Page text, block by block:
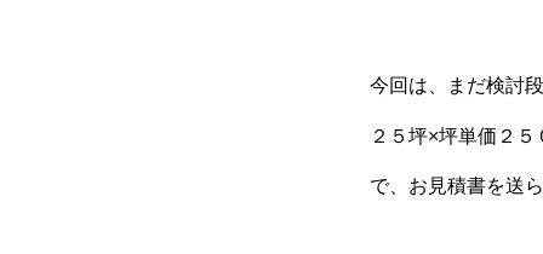
今回は、まだ検討
２５坪×坪単価２
で、お見積書を送